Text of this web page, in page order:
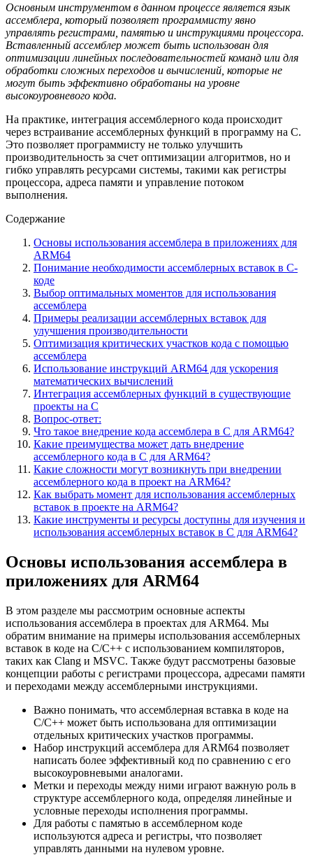
Основным инструментом в данном процессе является язык
ассемблера, который позволяет программисту явно
управлять регистрами, памятью и инструкциями процессора.
Вставленный ассемблер может быть использован для
оптимизации линейных последовательностей команд или для
обработки сложных переходов и вычислений, которые не
могут быть эффективно обработаны на уровне
высокоуровневого кода.
На практике, интеграция ассемблерного кода происходит
через встраивание ассемблерных функций в программу на C.
Это позволяет программисту не только улучшить
производительность за счет оптимизации алгоритмов, но и
гибко управлять ресурсами системы, такими как регистры
процессора, адреса памяти и управление потоком
выполнения.
Содержание
Основы использования ассемблера в приложениях для
ARM64
Понимание необходимости ассемблерных вставок в С-
коде
Выбор оптимальных моментов для использования
ассемблера
Примеры реализации ассемблерных вставок для
улучшения производительности
Оптимизация критических участков кода с помощью
ассемблера
Использование инструкций ARM64 для ускорения
математических вычислений
Интеграция ассемблерных функций в существующие
проекты на С
Вопрос-ответ:
Что такое внедрение кода ассемблера в С для ARM64?
Какие преимущества может дать внедрение
ассемблерного кода в С для ARM64?
Какие сложности могут возникнуть при внедрении
ассемблерного кода в проект на ARM64?
Как выбрать момент для использования ассемблерных
вставок в проекте на ARM64?
Какие инструменты и ресурсы доступны для изучения и
использования ассемблерных вставок в С для ARM64?
Основы использования ассемблера в
приложениях для ARM64
В этом разделе мы рассмотрим основные аспекты
использования ассемблера в проектах для ARM64. Мы
обратим внимание на примеры использования ассемблерных
вставок в коде на C/C++ с использованием компиляторов,
таких как Clang и MSVC. Также будут рассмотрены базовые
концепции работы с регистрами процессора, адресами памяти
и переходами между ассемблерными инструкциями.
Важно понимать, что ассемблерная вставка в коде на
C/C++ может быть использована для оптимизации
отдельных критических участков программы.
Набор инструкций ассемблера для ARM64 позволяет
написать более эффективный код по сравнению с его
высокоуровневыми аналогами.
Метки и переходы между ними играют важную роль в
структуре ассемблерного кода, определяя линейные и
условные переходы исполнения программы.
Для работы с памятью в ассемблерном коде
используются адреса и регистры, что позволяет
управлять данными на нулевом уровне.